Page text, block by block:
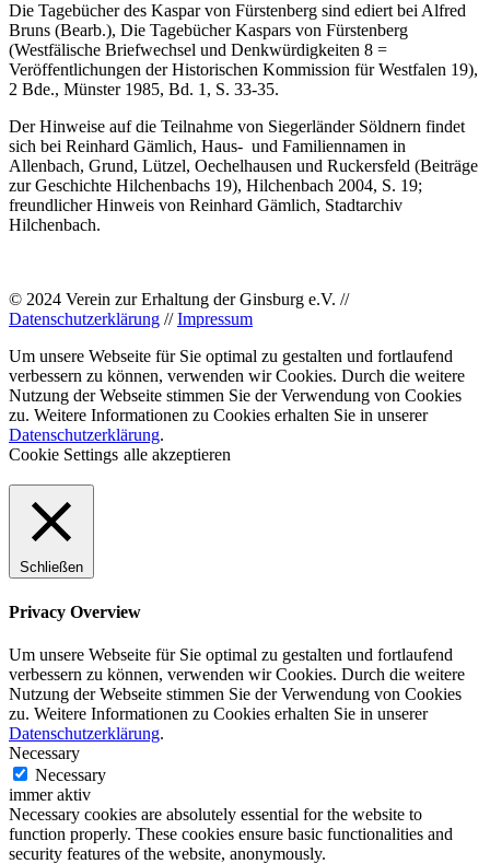
Die Tagebücher des Kaspar von Fürstenberg sind ediert bei Alfred
Bruns (Bearb.), Die Tagebücher Kaspars von Fürstenberg
(Westfälische Briefwechsel und Denkwürdigkeiten 8 =
Veröffentlichungen der Historischen Kommission für Westfalen 19),
2 Bde., Münster 1985, Bd. 1, S. 33-35.
Der Hinweise auf die Teilnahme von Siegerländer Söldnern findet
sich bei Reinhard Gämlich, Haus- und Familiennamen in
Allenbach, Grund, Lützel, Oechelhausen und Ruckersfeld (Beiträge
zur Geschichte Hilchenbachs 19), Hilchenbach 2004, S. 19;
freundlicher Hinweis von Reinhard Gämlich, Stadtarchiv
Hilchenbach.
© 2024 Verein zur Erhaltung der Ginsburg e.V. //
Datenschutzerklärung //Impressum
Um unsere Webseite für Sie optimal zu gestalten und fortlaufend
verbessern zu können, verwenden wir Cookies. Durch die weitere
Nutzung der Webseite stimmen Sie der Verwendung von Cookies
zu. Weitere Informationen zu Cookies erhalten Sie in unserer
Datenschutzerklärung.
Cookie Settings alle akzeptieren
Schließen
Privacy Overview
Um unsere Webseite für Sie optimal zu gestalten und fortlaufend
verbessern zu können, verwenden wir Cookies. Durch die weitere
Nutzung der Webseite stimmen Sie der Verwendung von Cookies
zu. Weitere Informationen zu Cookies erhalten Sie in unserer
Datenschutzerklärung.
Necessary
Necessary
immer aktiv
Necessary cookies are absolutely essential for the website to
function properly. These cookies ensure basic functionalities and
security features of the website, anonymously.